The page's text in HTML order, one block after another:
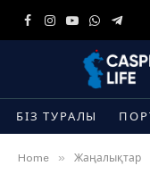
Facebook
Instagram
YouTube
WhatsApp
БІЗ ТУРАЛЫ
Home » Жаңалықтар